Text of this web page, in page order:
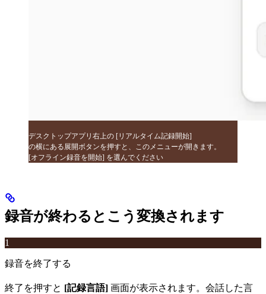
デスクトップアプリ右上の [リアルタイム記録開始]
の横にある展開ボタンを押すと、このメニューが開きます。
[オフライン録音を開始] を選んでください
録音が終わるとこう変換されます
1
録音を終了する
終了を押すと [記録言語] 画面が表示されます。会話した言